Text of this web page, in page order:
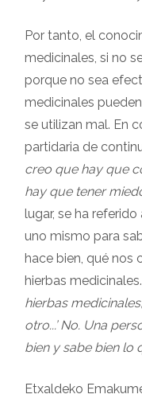
Por tanto, el
medicinales, si no
porque no sea
medicinales
se utilizan mal. En
partidaria de
creo que hay que
hay que tener
lugar, se ha
uno mismo para
hace bien, qué nos
hierbas medicinales.
hierbas
otro...’ No. Una
bien y sabe bien lo
Etxaldeko